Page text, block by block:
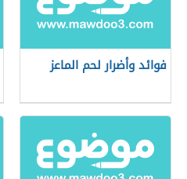
فوائد وأضرار لحم الماعز